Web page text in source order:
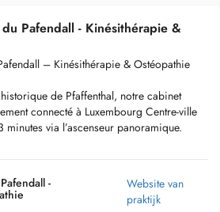
Pafendall - Kinésithérapie &
– Kinésithérapie & Ostéopathie
de Pfaffenthal, notre cabinet
connecté à Luxembourg Centre-ville
via l’ascenseur panoramique.
d'ostéopathes, kinésiologue et
charge votre rééducation générale,
Grâce à un plateau technique
et la technologie d'évaluation VALD, nous
-
Website van
praktijk